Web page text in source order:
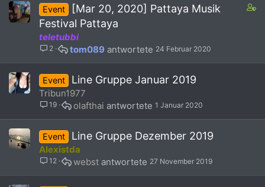
C
i
t
o
Event
[Mar 20, 2020] Pattaya Musik
Festival Pattaya
teletubbi
2 24 Februar 2020
tom089
Event Line Gruppe Januar 2019
Tribun1977
19 1 Januar 2020
olafthai
Event Line Gruppe Dezember 2019
Alexistda
12 27 November 2019
webst